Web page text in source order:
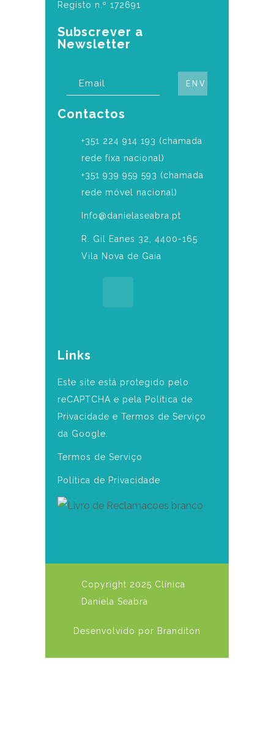
Registo n.º 172691
Subscrever a
Newsletter
Contactos
‎+351 224 914 193 (chamada
rede fixa nacional)
+351 939 959 593 (chamada
rede móvel nacional)
Info@danielaseabra.pt
R. Gil Eanes 32, 4400-165
Vila Nova de Gaia
Links
Este site está protegido pelo
reCAPTCHA e pela Política de
Privacidade e Termos de Serviço
da Google.
Termos de Serviço
Política de Privacidade
Copyright 2025 Clínica
Daniela Seabra
Desenvolvido por Branditon